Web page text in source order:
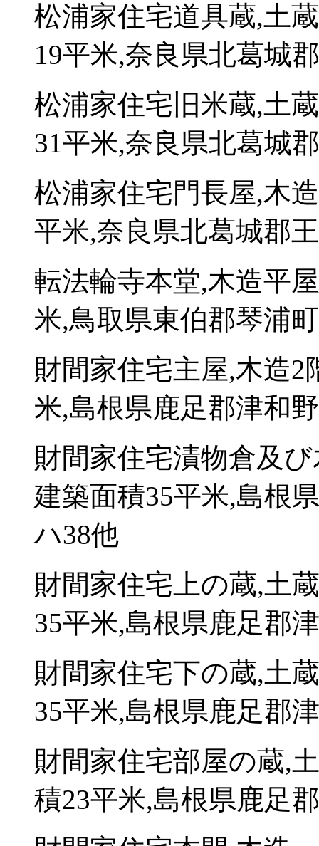
松浦家住宅道具蔵,土
19平米,奈良県北葛城
松浦家住宅旧米蔵,土
31平米,奈良県北葛城
松浦家住宅門長屋,木
平米,奈良県北葛城郡
転法輪寺本堂,木造平
米,鳥取県東伯郡琴浦
財間家住宅主屋,木造2
米,島根県鹿足郡津和
財間家住宅漬物倉及
建築面積35平米,島根
ハ38他
財間家住宅上の蔵,土
35平米,島根県鹿足郡
財間家住宅下の蔵,土
35平米,島根県鹿足郡
財間家住宅部屋の蔵,
積23平米,島根県鹿足